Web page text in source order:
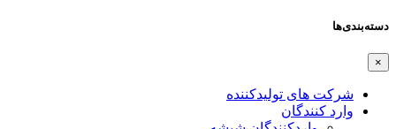
دسته‌بندی‌ها
×
شرکت های تولیدکننده
وارد کنندگان